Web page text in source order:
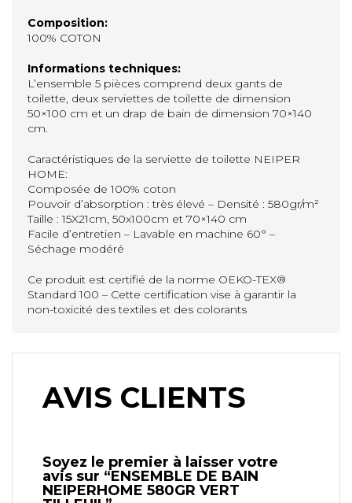
Composition:
100% COTON
Informations techniques:
L’ensemble 5 pièces comprend deux gants de
toilette, deux serviettes de toilette de dimension
50×100 cm et un drap de bain de dimension 70×140
cm.
Caractéristiques de la serviette de toilette NEIPER
HOME:
Composée de 100% coton
Pouvoir d’absorption : très élevé – Densité : 580gr/m²
Taille : 15X21cm, 50x100cm et 70×140 cm
Facile d’entretien – Lavable en machine 60° –
Séchage modéré
Ce produit est certifié de la norme OEKO-TEX®
Standard 100 – Cette certification vise à garantir la
non-toxicité des textiles et des colorants
AVIS CLIENTS
Soyez le premier à laisser votre
avis sur “ENSEMBLE DE BAIN
NEIPERHOME 580GR VERT